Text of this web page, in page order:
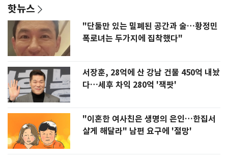
핫뉴스
"단둘만 있는 밀폐된 공간과 술…황정민
폭로녀는 두가지에 집착했다"
서장훈, 28억에 산 강남 건물 450억 내놨
다…세후 차익 280억 '잭팟'
"이혼한 여사친은 생명의 은인…한집서
살게 해달라" 남편 요구에 '절망'